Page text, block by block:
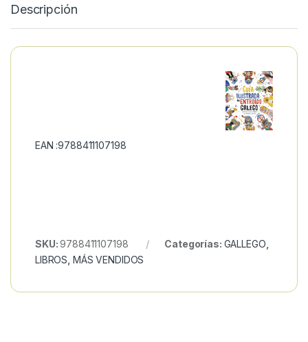
Descripción
EAN :9788411107198
SKU:9788411107198 Categorías: GALLEGO
LIBROS MÁS VENDIDOS